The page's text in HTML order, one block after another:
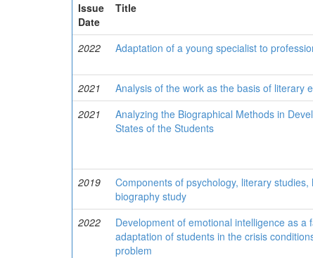
Issue
Date
Title
2022 Adaptation of a young specialist to
2021
Analysis of the work as the basis of literary
2021
Analyzing the Biographical Methods in
States of the Students
2019
Components of psychology, literary
biography study
2022
Development of emotional intelligence as
adaptation of students in the crisis
problem